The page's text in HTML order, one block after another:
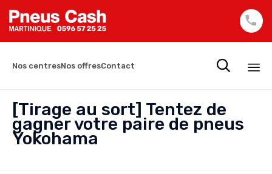
Nos centresNos offresContact 
[Tirage au sort] Tentez de
gagner votre paire de pneus
Yokohama